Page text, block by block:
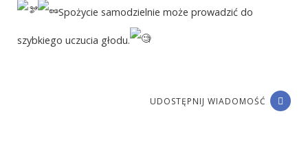
Spożycie samodzielnie może prowadzić do
szybkiego uczucia głodu.
UDOSTĘPNIJ WIADOMOŚĆ